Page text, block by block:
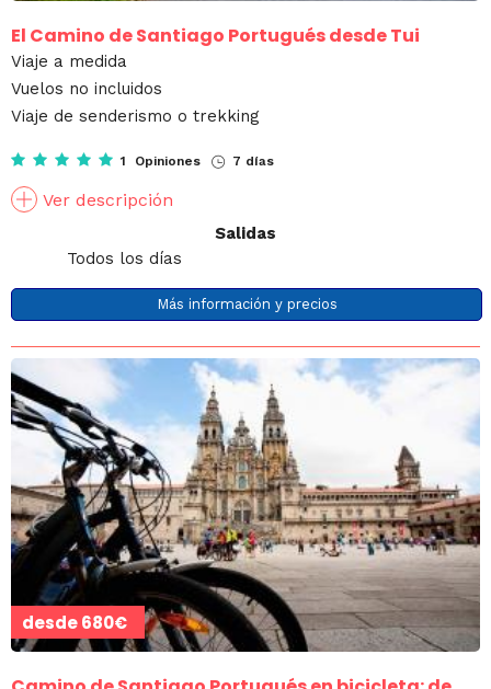
El Camino de Santiago Portugués desde Tui
Viaje a medida
Vuelos no incluidos
Viaje de senderismo o trekking
1 Opiniones 7 días
Ver descripción
Salidas
Todos los días
Más información y precios
desde680€